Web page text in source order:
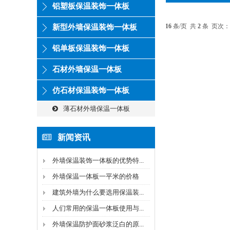
铝塑板保温装饰一体板
新型外墙保温装饰一体板
铝单板保温装饰一体板
石材外墙保温一体板
仿石材保温装饰一体板
薄石材外墙保温一体板
新闻资讯
外墙保温装饰一体板的优势特...
外墙保温一体板一平米的价格
建筑外墙为什么要选用保温装...
人们常用的保温一体板使用与...
外墙保温防护面砂浆泛白的原...
16 条/页 共 2 条 页次：